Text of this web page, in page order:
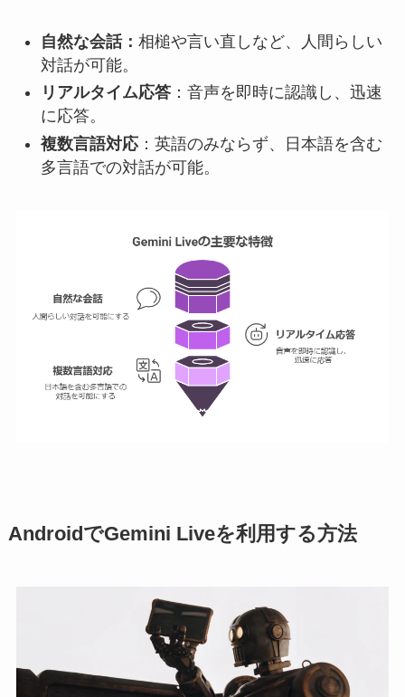
自然な会話： 相槌や言い直しなど、人間らしい
対話が可能。
リアルタイム応答：音声を即時に認識し、迅速
に応答。
複数言語対応：英語のみならず、日本語を含む
多言語での対話が可能。
AndroidでGemini Liveを利用する方法